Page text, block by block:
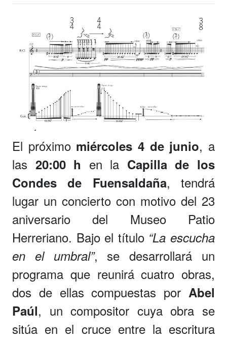
El próximo miércoles 4 de junio, a
las 20:00 h en la Capilla de los
Condes de Fuensaldaña, tendrá
lugar un concierto con motivo del 23
aniversario del Museo Patio
Herreriano. Bajo el título “La escucha
en el umbral”, se desarrollará un
programa que reunirá cuatro obras,
dos de ellas compuestas por Abel
Paúl, un compositor cuya obra se
sitúa en el cruce entre la escritura